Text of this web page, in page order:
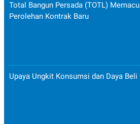
Total Bangun Persada (TOTL) Memacu
Perolehan Kontrak Baru
Upaya Ungkit Konsumsi dan Daya Beli